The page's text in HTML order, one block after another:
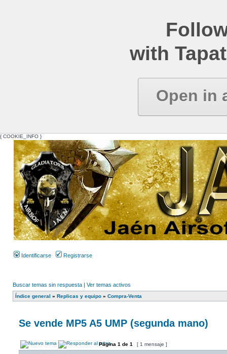
with
Open in
{ COOKIE_INFO }
Identificarse Registrarse
Buscar temas sin respuesta | Ver temas activos
Índice general » Replicas y equipo » Compra-Venta
Se vende MP5 A5 UMP (segunda mano)
Página 1 de 1 [ 1 mensaje ]